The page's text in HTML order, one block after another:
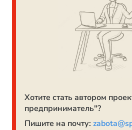
Хотите стать автором
предприниматель"?
Пишите на почту: